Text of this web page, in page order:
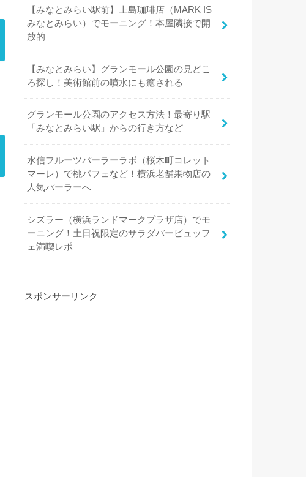
【みなとみらい駅前】上島珈琲店（MARK IS
みなとみらい）でモーニング！本屋隣接で開
放的
【みなとみらい】グランモール公園の見どこ
ろ探し！美術館前の噴水にも癒される
グランモール公園のアクセス方法！最寄り駅
「みなとみらい駅」からの行き方など
水信フルーツパーラーラボ（桜木町コレット
マーレ）で桃パフェなど！横浜老舗果物店の
人気パーラーへ
シズラー（横浜ランドマークプラザ店）でモ
ーニング！土日祝限定のサラダバービュッフ
ェ満喫レポ
スポンサーリンク